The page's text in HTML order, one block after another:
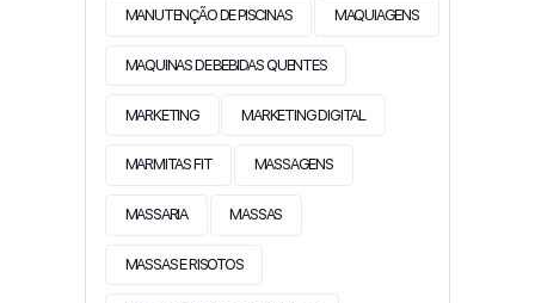
MANUTENÇÃO DE PISCINAS MAQUIAGENS
MAQUINAS DE BEBIDAS QUENTES
MARKETING MARKETING DIGITAL
MARMITAS FIT MASSAGENS
MASSARIA MASSAS
MASSAS E RISOTOS